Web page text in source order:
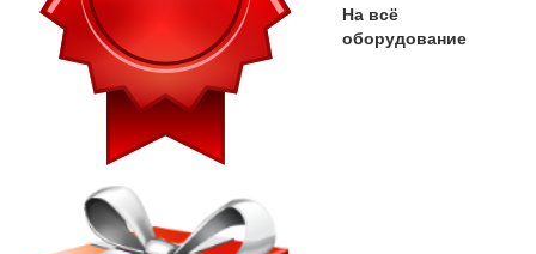
На всё
оборудование